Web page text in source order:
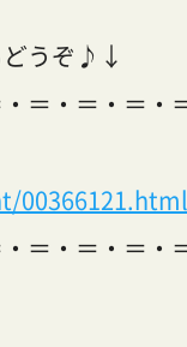
どうぞ♪↓
＝・＝・＝・
00366121.html
＝・＝・＝・